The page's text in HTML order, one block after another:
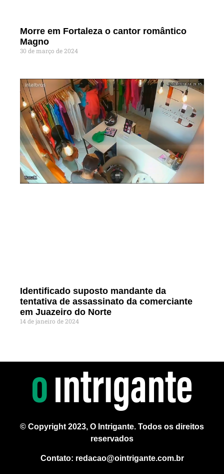
Morre em Fortaleza o cantor romântico
Magno
30 de março de 2024
Identificado suposto mandante da
tentativa de assassinato da comerciante
em Juazeiro do Norte
14 de janeiro de 2024
© Copyright 2023, O Intrigante. Todos os direitos
reservados
Contato: redacao@ointrigante.com.br